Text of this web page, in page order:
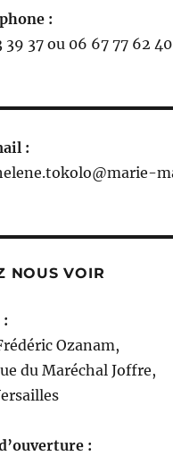
:
39 37 ou 06 67 77 62 40
:
NOUS VOIR
:
Ozanam,
du Maréchal Joffre,
: